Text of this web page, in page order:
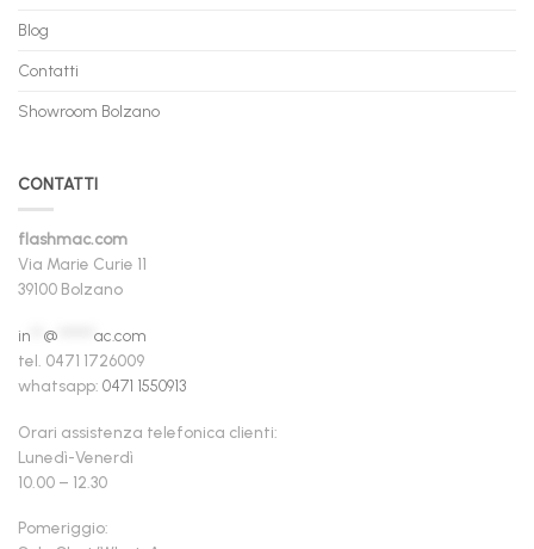
Blog
Contatti
Showroom Bolzano
CONTATTI
flashmac.com
Via Marie Curie 11
39100 Bolzano
in @
ac.com
tel. 0471 1726009
whatsapp: 0471 1550913
Orari assistenza telefonica clienti:
Lunedì-Venerdì
10.00 – 12.30
Pomeriggio: